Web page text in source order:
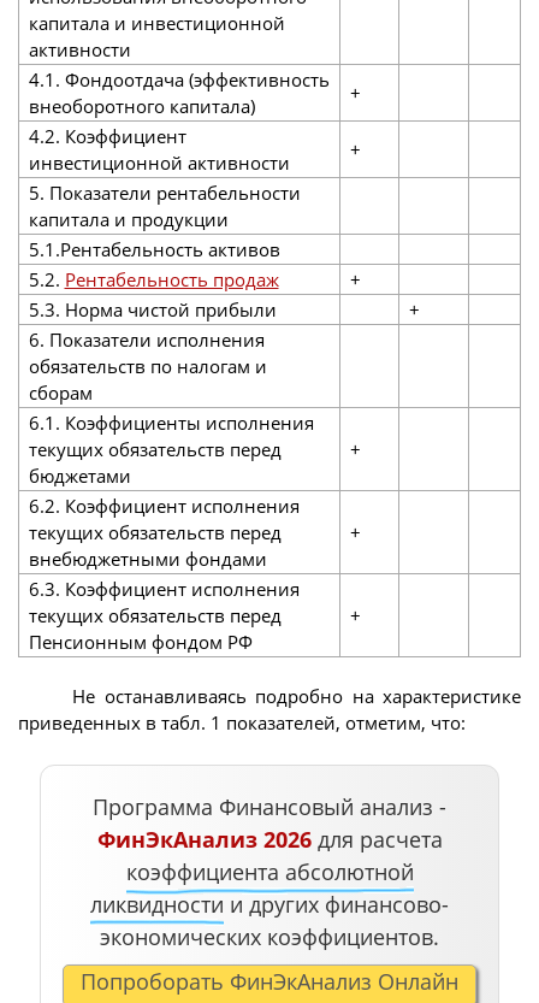
капитала и инвестиционной
активности
4.1. Фондоотдача (эффективность
внеоборотного капитала)
+
4.2. Коэффициент
инвестиционной активности
+
5. Показатели рентабельности
капитала и продукции
5.1.Рентабельность активов
5.2. Рентабельность продаж
+
5.3. Норма чистой прибыли
+
6. Показатели исполнения
обязательств по налогам и
сборам
6.1. Коэффициенты исполнения
текущих обязательств перед
бюджетами
+
6.2. Коэффициент исполнения
текущих обязательств перед
внебюджетными фондами
+
6.3. Коэффициент исполнения
текущих обязательств перед
Пенсионным фондом РФ
+
Не останавливаясь подробно на характеристике
приведенных в табл. 1 показателей, отметим, что:
Программа Финансовый анализ -
ФинЭкАнализ 2026для расчета
коэффициента абсолютной
ликвидности и других финансово-
экономических коэффициентов.
Попроборать ФинЭкАнализ Онлайн